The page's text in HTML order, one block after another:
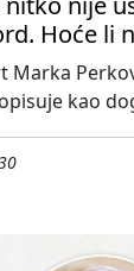
Hoće li
Marka
kao